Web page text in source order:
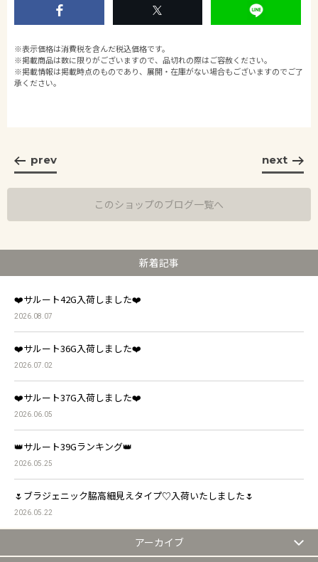
※表示価格は消費税を含んだ税込価格です。
※掲載商品は数に限りがございますので、品切れの際はご容赦ください。
※掲載情報は掲載時点のものであり、展開・在庫がない場合もございますのでご了
承ください。
prev next
このショップのブログ一覧へ
新着記事
❤️サルート42G入荷しました❤️
2026.08.07
❤️サルート36G入荷しました❤️
2026.07.02
❤️サルート37G入荷しました❤️
2026.06.05
👑サルート39Gランキング👑
2026.05.25
🌷ブラジェニック脇高細見えタイプ♡入荷いたしました🌷
2026.05.22
アーカイブ